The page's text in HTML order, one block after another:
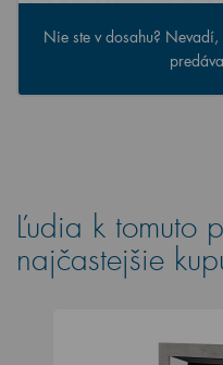
Nie ste v dosahu? Nevadí,
Ľudia k tomuto
najčastejšie